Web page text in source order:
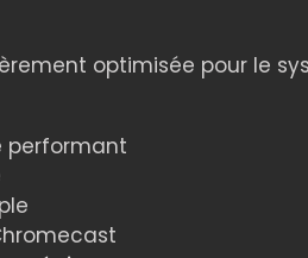
optimisée pour le
performant